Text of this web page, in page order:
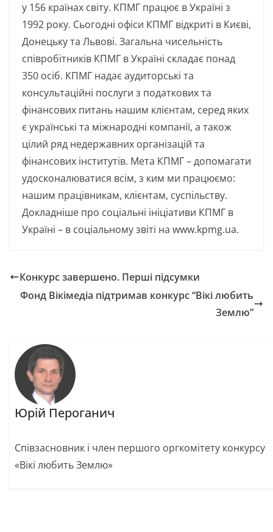
у 156 країнах світу. КПМГ працює в Україні з
1992 року. Сьогодні офіси КПМГ відкриті в Києві,
Донецьку та Львові. Загальна чисельність
співробітників КПМГ в Україні складає понад
350 осіб. КПМГ надає аудиторські та
консультаційні послуги з податкових та
фінансових питань нашим клієнтам, серед яких
є українські та міжнародні компанії, а також
цілий ряд недержавних організацій та
фінансових інститутів. Мета КПМГ – допомагати
удосконалюватися всім, з ким ми працюємо:
нашим працівникам, клієнтам, суспільству.
Докладніше про соціальні ініціативи КПМГ в
Україні – в соціальному звіті на www.kpmg.ua.
Конкурс завершено. Перші підсумки
Фонд Вікімедіа підтримав конкурс “Вікі любить
Землю”
Юрій Пероганич
Співзасновник і член першого оргкомітету конкурсу
«Вікі любить Землю»